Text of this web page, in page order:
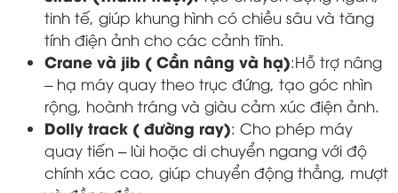
tinh tế, giúp khung hình có chiều sâu và tăng
tính điện ảnh cho các cảnh tĩnh.
Crane và jib ( Cần nâng và hạ):Hỗ trợ nâng
– hạ máy quay theo trục đứng, tạo góc nhìn
rộng, hoành tráng và giàu cảm xúc điện ảnh.
Dolly track ( đường ray): Cho phép máy
quay tiến – lùi hoặc di chuyển ngang với độ
chính xác cao, giúp chuyển động thẳng, mượt